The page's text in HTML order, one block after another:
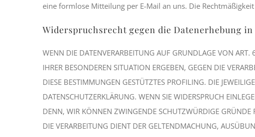
eine formlose Mitteilung per E-Mail an uns. Die
Widerspruchsrecht gegen die Datenerhebung
WENN DIE DATENVERARBEITUNG AUF GRUNDLAGE VON ART.
IHRER BESONDEREN SITUATION ERGEBEN, GEGEN DIE
DIESE BESTIMMUNGEN GESTÜTZTES PROFILING. DIE
DATENSCHUTZERKLÄRUNG. WENN SIE WIDERSPRUCH
DENN, WIR KÖNNEN ZWINGENDE SCHUTZWÜRDIGE GRÜNDE
DIE VERARBEITUNG DIENT DER GELTENDMACHUNG,